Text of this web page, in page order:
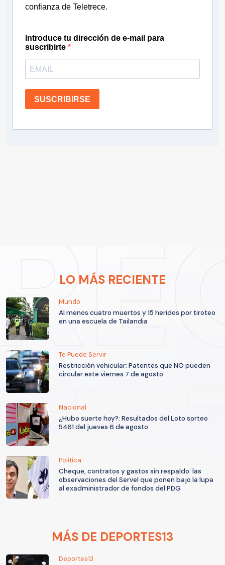
confianza de Teletrece.
Introduce tu dirección de e-mail para
suscribirte
SUSCRIBIRSE
LO MÁS RECIENTE
Mundo
Al menos cuatro muertos y 15 heridos por tiroteo
en una escuela de Tailandia
Te Puede Servir
Restricción vehicular: Patentes que NO pueden
circular este viernes 7 de agosto
Nacional
¿Hubo suerte hoy?: Resultados del Loto sorteo
5461 del jueves 6 de agosto
Política
Cheque, contratos y gastos sin respaldo: las
observaciones del Servel que ponen bajo la lupa
al exadministrador de fondos del PDG
MÁS DE DEPORTES13
Deportes13